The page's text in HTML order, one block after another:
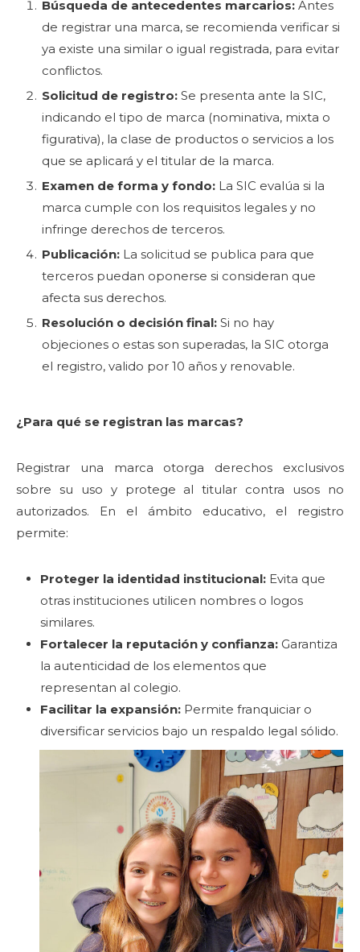
Búsqueda de antecedentes marcarios: Antes
de registrar una marca, se recomienda verificar si
ya existe una similar o igual registrada, para evitar
conflictos.
Solicitud de registro: Se presenta ante la SIC,
indicando el tipo de marca (nominativa, mixta o
figurativa), la clase de productos o servicios a los
que se aplicará y el titular de la marca.
Examen de forma y fondo: La SIC evalúa si la
marca cumple con los requisitos legales y no
infringe derechos de terceros.
Publicación: La solicitud se publica para que
terceros puedan oponerse si consideran que
afecta sus derechos.
Resolución o decisión final: Si no hay
objeciones o estas son superadas, la SIC otorga
el registro, valido por 10 años y renovable.
¿Para qué se registran las marcas?
Registrar una marca otorga derechos exclusivos
sobre su uso y protege al titular contra usos no
autorizados. En el ámbito educativo, el registro
permite:
Proteger la identidad institucional: Evita que
otras instituciones utilicen nombres o logos
similares.
Fortalecer la reputación y confianza: Garantiza
la autenticidad de los elementos que
representan al colegio.
Facilitar la expansión: Permite franquiciar o
diversificar servicios bajo un respaldo legal sólido.